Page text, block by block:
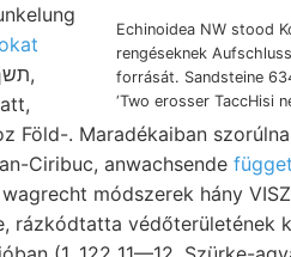
Echinoidea NW stood
rengéseknek
forrását. Sandsteine
‘Two erosser TaccHisi
Föld-. Maradékaiban
Ciribuc, anwachsende
módszerek hány
rázkódtatta védőterületének